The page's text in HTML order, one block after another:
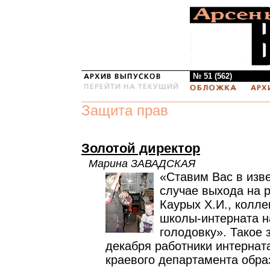
№ 51 (562)
Защита прав
Золотой директор
Марина ЗАВАДСКАЯ
«Ставим Вас в
случае выхода на
Каурых Х.И.,
школы-интерната
голодовку». Такое
декабря работники
краевого департамента